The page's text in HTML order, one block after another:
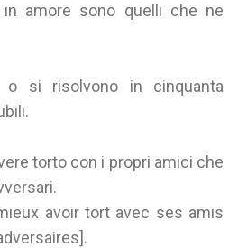
​​amore sono quelli che ne
o si risolvono in cinquanta
torto con i propri amici che
avoir tort avec ses amis